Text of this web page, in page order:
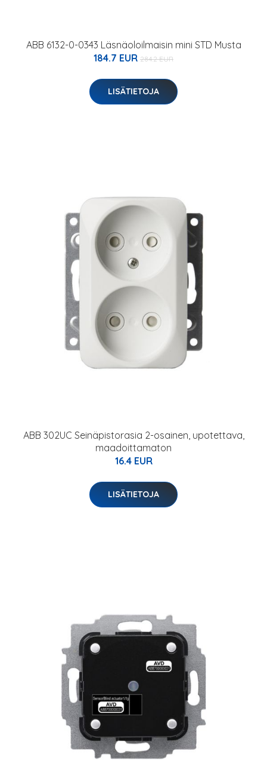
ABB 6132-0-0343 Läsnäoloilmaisin mini STD Musta
184.7 EUR 284.2 EUR
LISÄTIETOJA
ABB 302UC Seinäpistorasia 2-osainen, upotettava,
maadoittamaton
16.4 EUR
LISÄTIETOJA